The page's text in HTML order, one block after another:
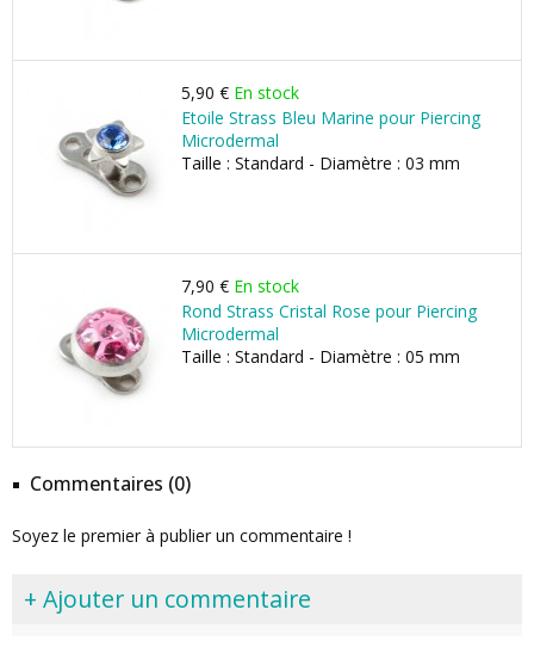
5,90 € En stock
Etoile Strass Bleu Marine pour Piercing
Microdermal
Taille : Standard - Diamètre : 03 mm
7,90 € En stock
Rond Strass Cristal Rose pour Piercing
Microdermal
Taille : Standard - Diamètre : 05 mm
Commentaires (0)
Soyez le premier à publier un commentaire !
+ Ajouter un commentaire